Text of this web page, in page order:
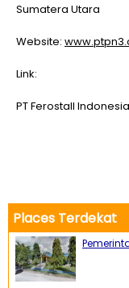
Sumatera Utara
Website:
Link:
PT Ferostall
Places Terdekat